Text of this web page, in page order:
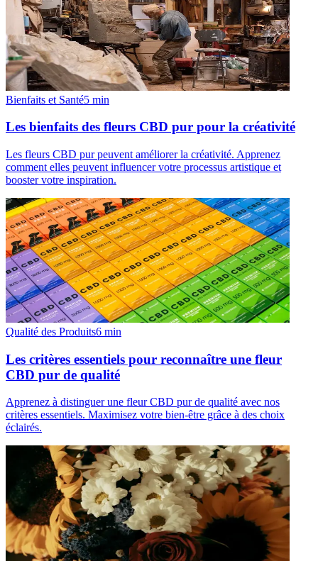
Bienfaits et Santé5 min
Les bienfaits des fleurs CBD pur pour la créativité
Les fleurs CBD pur peuvent améliorer la créativité. Apprenez
comment elles peuvent influencer votre processus artistique et
booster votre inspiration.
Qualité des Produits6 min
Les critères essentiels pour reconnaître une fleur
CBD pur de qualité
Apprenez à distinguer une fleur CBD pur de qualité avec nos
critères essentiels. Maximisez votre bien-être grâce à des choix
éclairés.